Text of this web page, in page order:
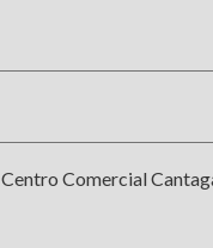
Centro Comercial